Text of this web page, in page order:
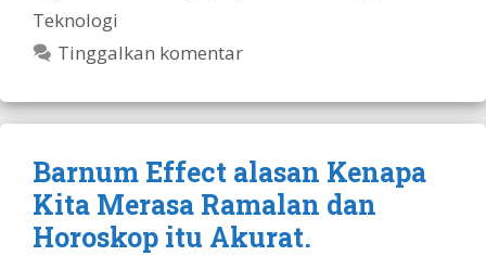
Teknologi
Tinggalkan komentar
Barnum Effect alasan Kenapa
Kita Merasa Ramalan dan
Horoskop itu Akurat.